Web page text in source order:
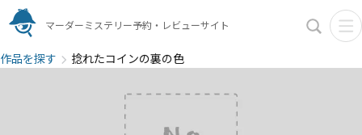
マーダーミステリー予約・レビューサイト
作品を探す 捻れたコインの裏の色